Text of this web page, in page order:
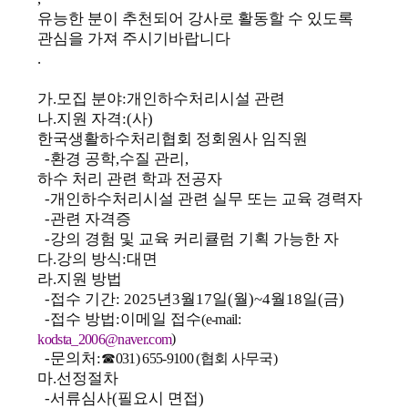
유능한 분이 추천되어 강사로 활동할 수 있도록
관심을 가져 주시기바랍니다
.
가.모집 분야:개인하수처리시설 관련
나.지원 자격:(사)
한국생활하수처리협회 정회원사 임직원
-환경 공학,수질 관리 ,
하수 처리 관련 학과 전공자
-개인하수처리시설 관련 실무 또는 교육 경력자
-관련 자격증
-강의 경험 및 교육 커리큘럼 기획 가능한 자
다.강의 방식:대면
라.지원 방법
-접수 기간: 2025년3월17일(월)~4월18일(금)
-접수 방법:이메일 접수(e-mail:
kodsta_2006@naver.com)
-문의처 :☎031) 655-9100 (협회 사무국)
마.선정절차
-서류심사(필요시 면접)